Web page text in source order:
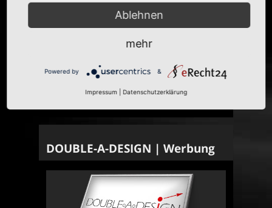
DOUBLE-A-DESIGN | Werbung
Ablehnen
mehr
Powered by &
Impressum Datenschutzerklärung